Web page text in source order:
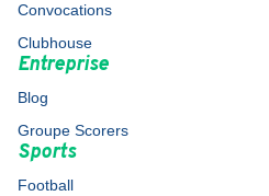
Convocations
Clubhouse
Entreprise
Blog
Groupe Scorers
Sports
Football